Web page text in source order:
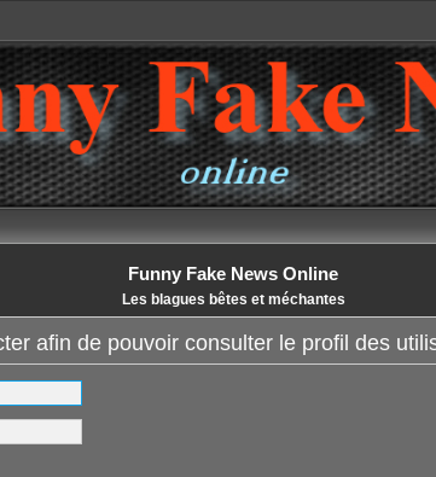
Funny Fake News Online
Les blagues bêtes et méchantes
afin de pouvoir consulter le profil des